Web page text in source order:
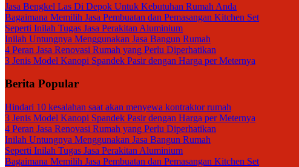
Jasa Bengkel Las Di Depok Untuk Kebutuhan Rumah Anda
Bagaimana Memilih Jasa Pembuatan dan Pemasangan Kitchen Set
Seperti Inilah Tugas Jasa Perakitan Aluminium
Inilah Untungnya Menggunakan Jasa Bangun Rumah
4 Peran Jasa Renovasi Rumah yang Perlu Diperhatikan
3 Jenis Model Kanopi Spandek Pasir dengan Harga per Meternya
Berita Popular
Hindari 10 kesalahan saat akan menyewa kontraktor rumah
3 Jenis Model Kanopi Spandek Pasir dengan Harga per Meternya
4 Peran Jasa Renovasi Rumah yang Perlu Diperhatikan
Inilah Untungnya Menggunakan Jasa Bangun Rumah
Seperti Inilah Tugas Jasa Perakitan Aluminium
Bagaimana Memilih Jasa Pembuatan dan Pemasangan Kitchen Set